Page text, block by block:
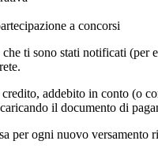
a concorsi
ti sono stati notificati
addebito in conto (o
il documento di
per ogni nuovo